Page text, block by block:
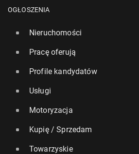
OGŁOSZENIA
Nieruchomości
Pracę oferują
Profile kandydatów
Usługi
Motoryzacja
Kupię / Sprzedam
Towarzyskie